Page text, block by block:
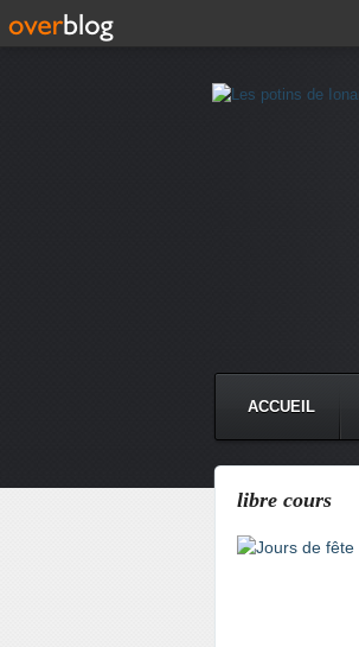
ACCUEIL
libre cours